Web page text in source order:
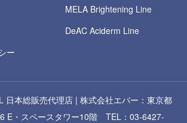
ー
MELA Brightening Line
DeAC Aciderm Line
日本総販売代理店 | 株式会社エバー：東京都
E・スペースタワー10階 TEL：03-6427-